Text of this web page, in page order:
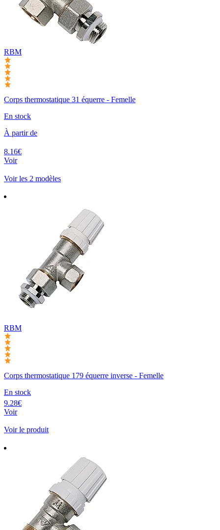
RBM
Corps thermostatique 31 équerre - Femelle
En stock
À partir de
8.16€
Voir
Voir les 2 modèles
RBM
Corps thermostatique 179 équerre inverse - Femelle
En stock
9.28€
Voir
Voir le produit